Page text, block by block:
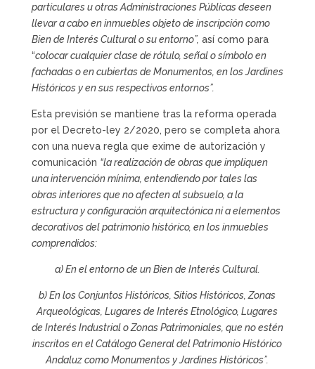
particulares u otras Administraciones Públicas deseen
llevar a cabo en inmuebles objeto de inscripción como
Bien de Interés Cultural o su entorno”, así como para
“colocar cualquier clase de rótulo, señal o símbolo en
fachadas o en cubiertas de Monumentos, en los Jardines
Históricos y en sus respectivos entornos”.
Esta previsión se mantiene tras la reforma operada
por el Decreto-ley 2/2020, pero se completa ahora
con una nueva regla que exime de autorización y
comunicación “la realización de obras que impliquen
una intervención mínima, entendiendo por tales las
obras interiores que no afecten al subsuelo, a la
estructura y configuración arquitectónica ni a elementos
decorativos del patrimonio histórico, en los inmuebles
comprendidos:
a) En el entorno de un Bien de Interés Cultural.
b) En los Conjuntos Históricos, Sitios Históricos, Zonas
Arqueológicas, Lugares de Interés Etnológico, Lugares
de Interés Industrial o Zonas Patrimoniales, que no estén
inscritos en el Catálogo General del Patrimonio Histórico
Andaluz como Monumentos y Jardines Históricos”.